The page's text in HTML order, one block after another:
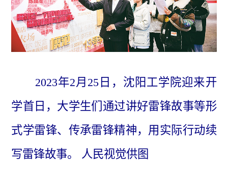
2023年2月25日，沈阳工学院迎来开
学首日，大学生们通过讲好雷锋故事等形
式学雷锋、传承雷锋精神，用实际行动续
写雷锋故事。 人民视觉供图